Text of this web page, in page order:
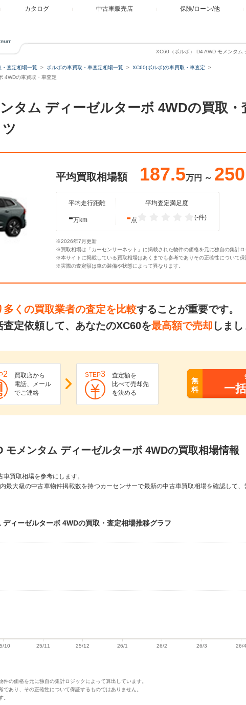
カタログ 中古車販売店 保険/ローン/他
XC60（ボルボ） D4 AWD モメンタム
・査定相場一覧 ボルボの車買取・車査定相場一覧
XC60(ボルボ)の車買取・車査定
4WDの車買取・車査定
タム ディーゼルターボ 4WDの買取・
平均買取相場額 187.5万円 ～
平均走行距離
-万km
平均査定満足度
-点 (-件)
※2026年7月更新
※買取相場は「カーセンサーネット」に掲載された物件の価格を元に独自の集計ロ
※本サイトに掲載している買取相場はあくまでも参考でありその正確性について保
※実際の査定額は車の装備や状態によって異なります。
多くの買取業者の査定を比較することが重要です。
定依頼して、あなたのXC60を最高額で売却 しまし
2
買取店から
電話、メール
でご連絡
STEP3
査定額を
比べて売却先
を決める
無
料
一
モメンタム ディーゼルターボ 4WDの買取相場情報
買取相場を参考にします。
最大級の中古車物件掲載数を持つカーセンサーで最新の中古車買取相場を確認して
ィーゼルターボ 4WDの買取・査定相場推移グラフ
の価格を元に独自の集計ロジックによって算出しています。
あり、その正確性について保証するものではありません。
。